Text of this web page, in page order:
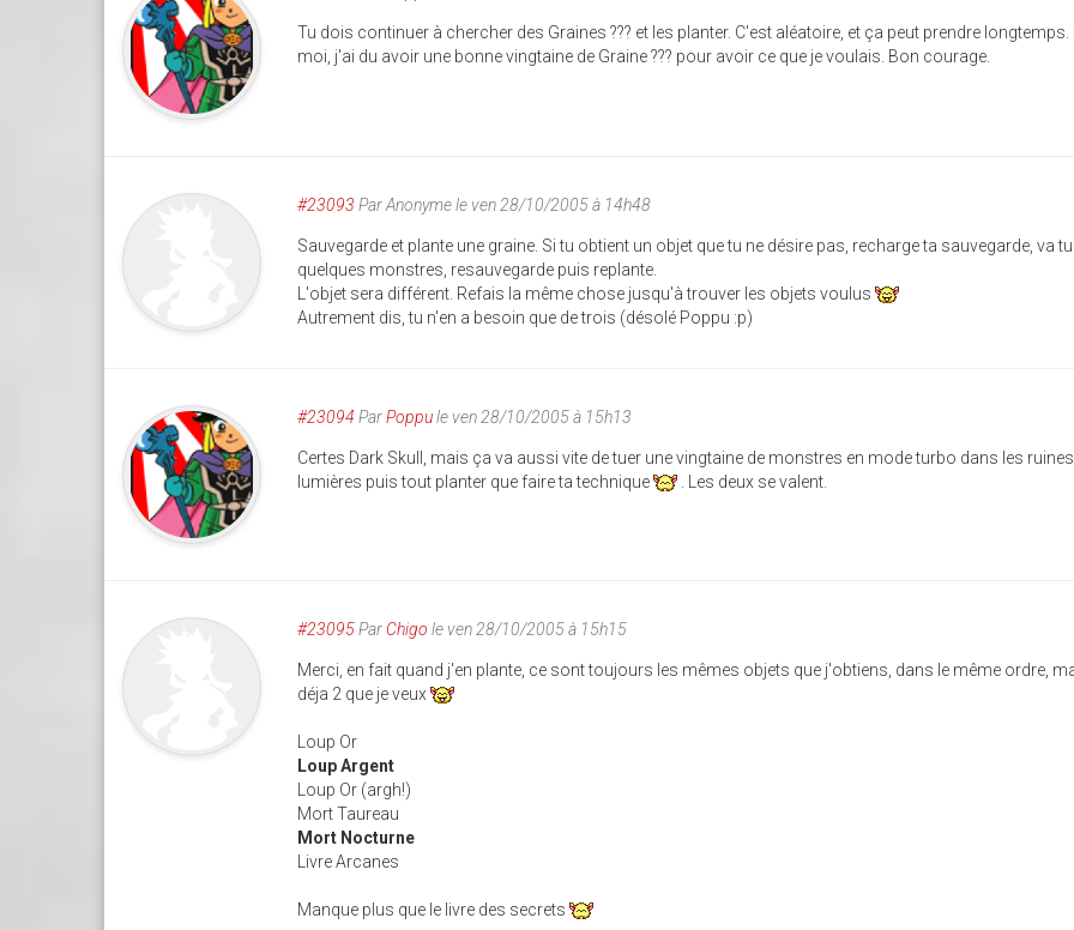
Tu dois continuer à chercher des Graines ??? et les planter. C'est aléatoire, et ça peut prendre
moi, j'ai du avoir une bonne vingtaine de Graine ??? pour avoir ce que je voulais. Bon courage.
#23093 ParAnonymele ven 28/10/2005 à 14h48
Sauvegarde et plante une graine. Si tu obtient un objet que tu ne désire pas, recharge ta sauvegarde, va
quelques monstres, resauvegarde puis replante.
L'objet sera différent. Refais la même chose jusqu'à trouver les objets voulus
Autrement dis, tu n'en a besoin que de trois (désolé Poppu :p)
#23094 ParPoppule ven 28/10/2005 à 15h13
Certes Dark Skull, mais ça va aussi vite de tuer une vingtaine de monstres en mode turbo dans les
lumières puis tout planter que faire ta technique
. Les deux se valent.
#23095Par Chigo le ven 28/10/2005 à 15h15
Merci, en fait quand j'en plante, ce sont toujours les mêmes objets que j'obtiens, dans le même ordre,
déja 2 que je veux
Loup Or
Loup Argent
Loup Or (argh!)
Mort Taureau
Mort Nocturne
Livre Arcanes
Manque plus que le livre des secrets